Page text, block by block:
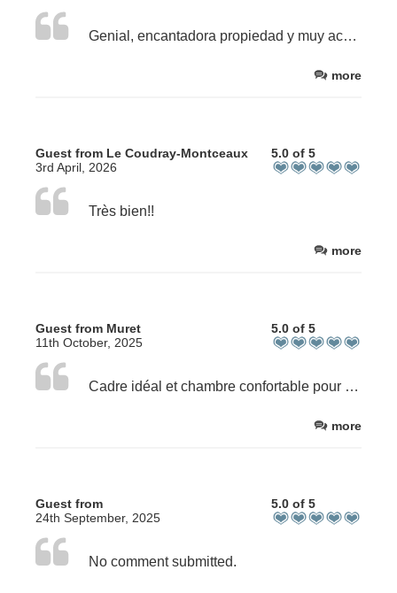
Genial, encantadora propiedad y muy acogedora. Los dueños se portaron superbien.
more
Guest from Le Coudray-Montceaux
3rd April, 2026
5.0 of 5
Très bien!!
more
Guest from Muret
11th October, 2025
5.0 of 5
Cadre idéal et chambre confortable pour un bon ressourcement entre océan et forêt de Chiberta.
more
Guest from
24th September, 2025
5.0 of 5
No comment submitted.